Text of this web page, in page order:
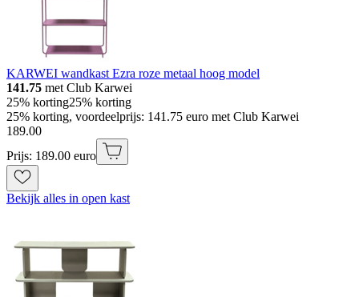
KARWEI wandkast Ezra roze metaal hoog model
141.75 met Club Karwei
25% korting25% korting
25% korting, voordeelprijs: 141.75 euro met Club Karwei
189.00
Prijs: 189.00 euro
Bekijk alles in open kast